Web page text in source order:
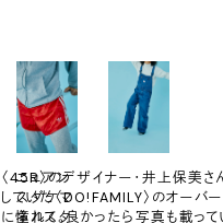
ニュアン
スダケマ
ネルスタ
〈45R〉のデザイナー・井上保美さ
していた〈DO!FAMILY〉のオーバ
に憧れて。良かったら写真も載っ